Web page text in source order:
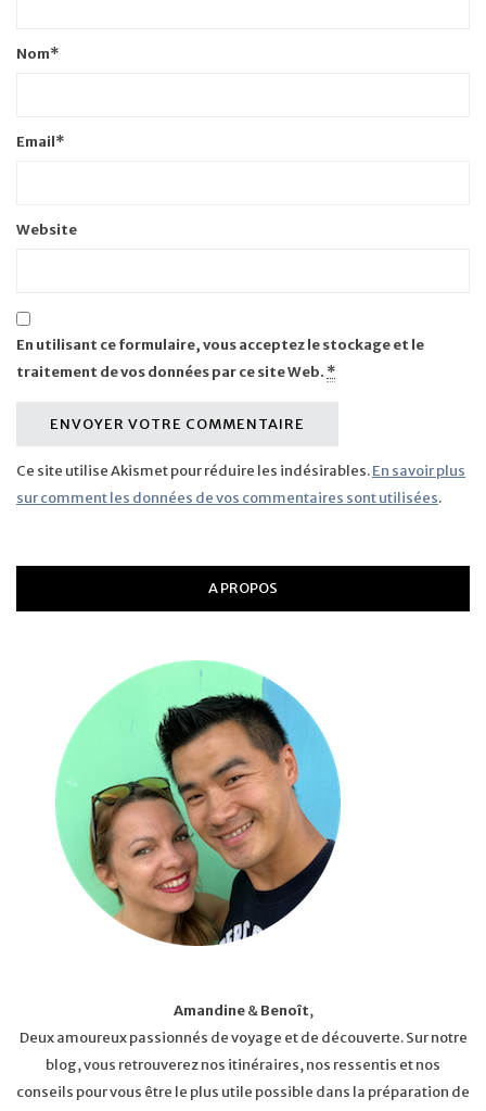
Nom*
Email*
Website
En utilisant ce formulaire, vous acceptez le stockage et le
traitement de vos données par ce site Web. *
Ce site utilise Akismet pour réduire les indésirables.En savoir plus
sur comment les données de vos commentaires sont utilisées.
A PROPOS
Amandine&Benoît,
Deux amoureux passionnés de voyage et de découverte. Sur notre
blog, vous retrouverez nos itinéraires, nos ressentis et nos
conseils pour vous être le plus utile possible dans la préparation de